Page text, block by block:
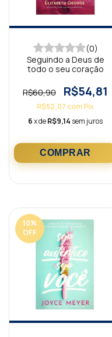
(0)
Seguindo a Deus de
todo o seu coração
R$60,90 R$54,81
R$52,07 comPix
6x deR$9,14 sem juros
10%
OFF